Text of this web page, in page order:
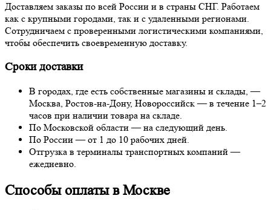
Доставляем заказы по всей России и в страны СНГ. Работаем
как с крупными городами, так и с удаленными регионами.
Сотрудничаем с проверенными логистическими компаниями,
чтобы обеспечить своевременную доставку.
Сроки доставки
В городах, где есть собственные магазины и склады, —
Москва, Ростов-на-Дону, Новороссийск — в течение 1–2
часов при наличии товара на складе.
По Московской области — на следующий день.
По России — от 1 до 10 рабочих дней.
Отгрузка в терминалы транспортных компаний —
ежедневно.
Способы оплаты в Москве